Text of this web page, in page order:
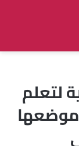
لتعلم
موضعها